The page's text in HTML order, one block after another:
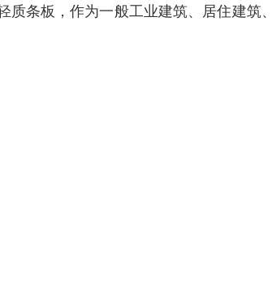
质条板，作为一般工业建筑、居住建筑